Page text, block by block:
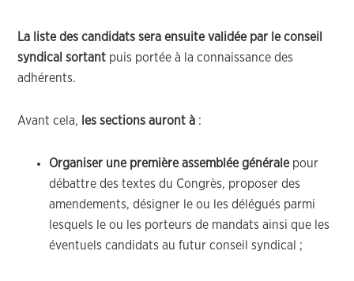
La liste des candidats sera ensuite validée par le conseil
syndical sortant puis portée à la connaissance des
adhérents.
Avant cela, les sections auront à :
Organiser une première assemblée généralepour
débattre des textes du Congrès, proposer des
amendements, désigner le ou les délégués parmi
lesquels le ou les porteurs de mandats ainsi que les
éventuels candidats au futur conseil syndical ;